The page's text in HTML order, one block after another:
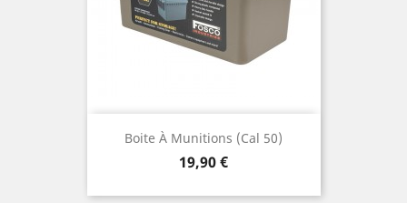
Boite À Munitions (cal 50)
Prix
19,90 €